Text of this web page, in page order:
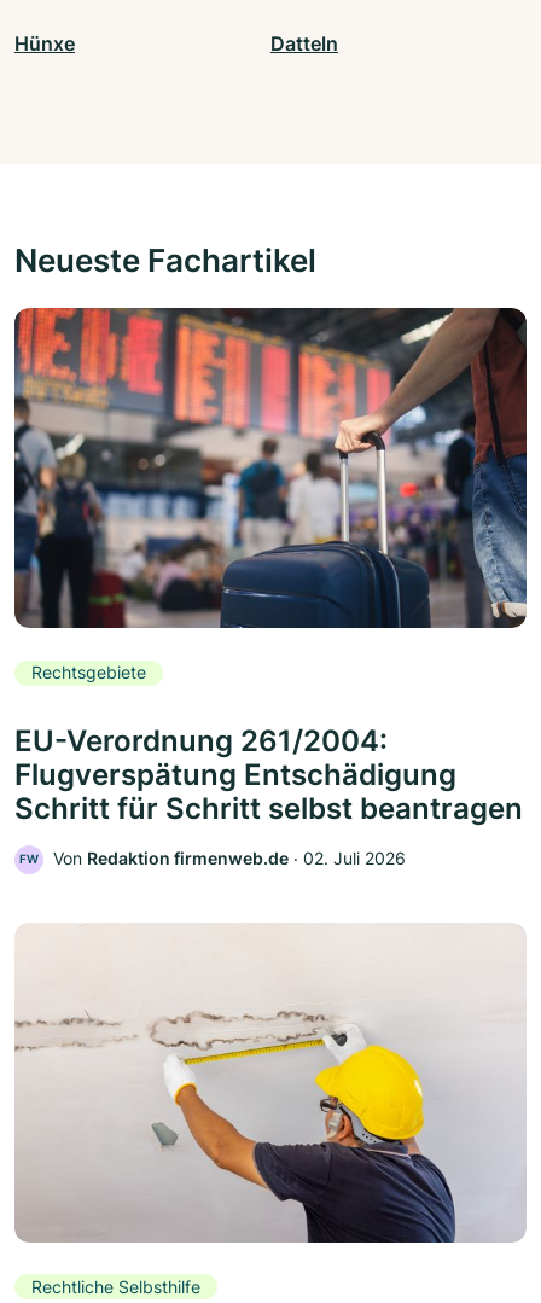
Hünxe Datteln
Neueste Fachartikel
Rechtsgebiete
EU-Verordnung 261/2004:
Flugverspätung Entschädigung
Schritt für Schritt selbst beantragen
FW Von Redaktion firmenweb.de ‧ 02. Juli 2026
Rechtliche Selbsthilfe